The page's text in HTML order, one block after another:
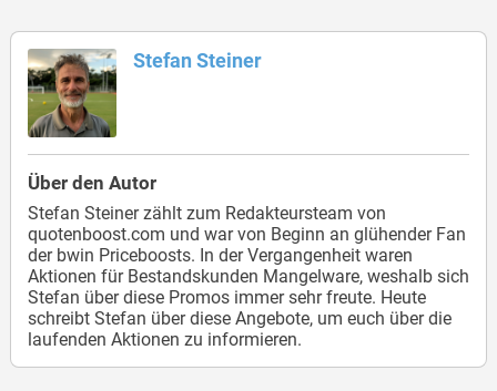
Stefan Steiner
Über den Autor
Stefan Steiner zählt zum Redakteursteam von
quotenboost.com und war von Beginn an glühender Fan
der bwin Priceboosts. In der Vergangenheit waren
Aktionen für Bestandskunden Mangelware, weshalb sich
Stefan über diese Promos immer sehr freute. Heute
schreibt Stefan über diese Angebote, um euch über die
laufenden Aktionen zu informieren.